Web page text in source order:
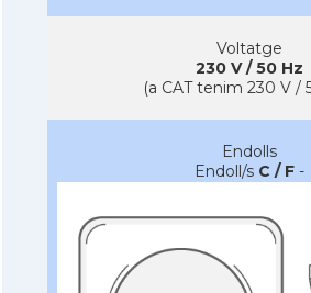
Voltatge
230 V / 50 Hz
(a CAT tenim 230 V /
Endolls
Endoll/s C / F-